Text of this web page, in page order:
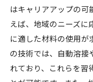
はキャリアアップの可
えば、地域のニーズに
に適した材料の使用が
の技術では、自動溶接
れており、これらを習